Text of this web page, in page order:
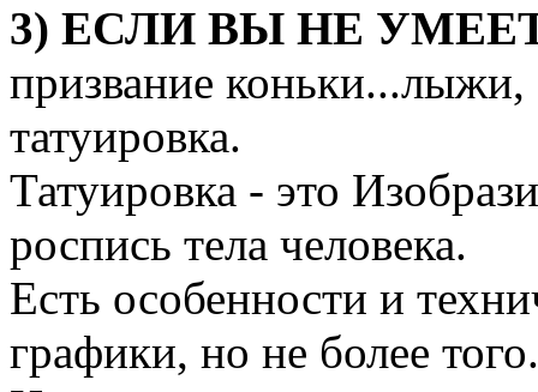
3) ЕСЛИ ВЫ НЕ
призвание
татуировка.
Татуировка - это
роспись тела человека.
Есть особенности и
графики, но не более того.